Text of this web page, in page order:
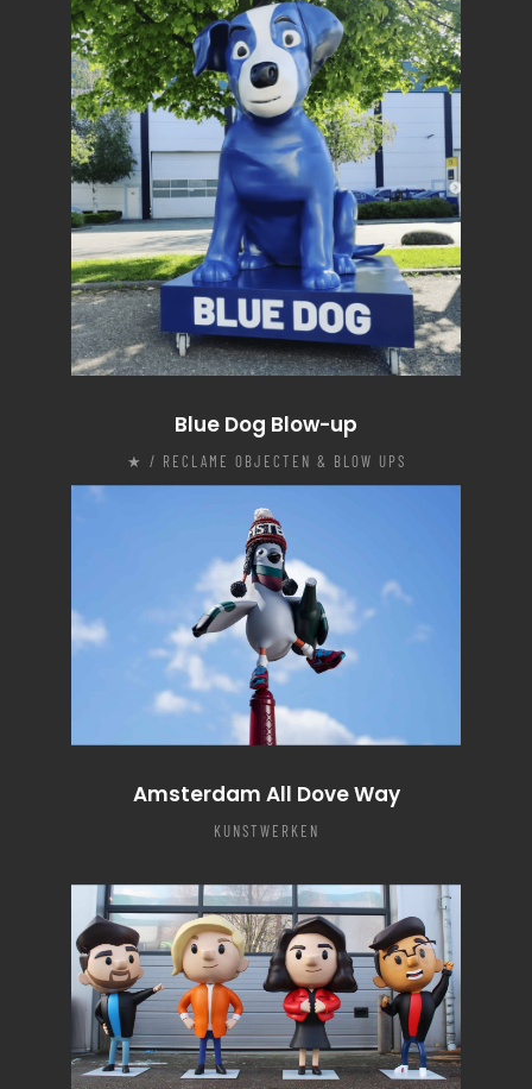
Blue Dog Blow-up
★ / RECLAME OBJECTEN & BLOW UPS
Amsterdam All Dove Way
KUNSTWERKEN